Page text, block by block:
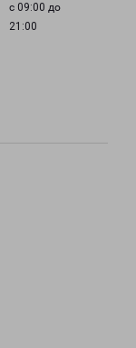
с 09:00 до
21:00